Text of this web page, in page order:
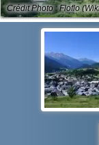
Crédit Photo : Floflo